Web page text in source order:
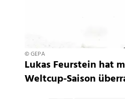
© GEPA
Lukas Feurstein hat
Weltcup-Saison